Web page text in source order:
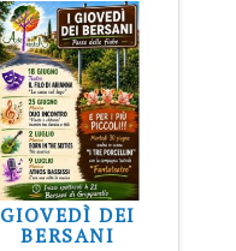
GIOVEDÌ DEI
BERSANI